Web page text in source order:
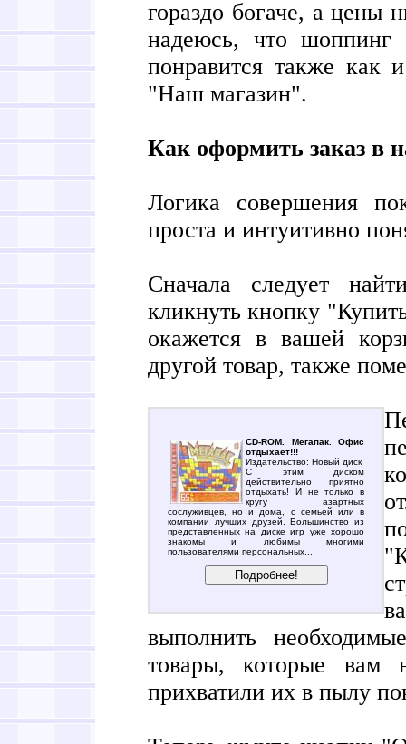
гораздо богаче, а цены
надеюсь, что шоппинг
понравится также как
"Наш магазин".
Как оформить заказ в
Логика совершения
проста и интуитивно
Сначала следует
кликнуть кнопку
окажется в вашей
другой товар, также
CD-ROM. Мегапак. Офис
отдыхает!!!
Издательство: Новый диск
С этим диском
действительно приятно
отдыхать! И не только в
кругу азартных
сослуживцев, но и дома, с семьей или в
компании лучших друзей. Большинство из
представленных на диске игр уже хорошо
знакомы и любимы многими
пользователями персональных...
выполнить
товары, которые
прихватили их в пылу